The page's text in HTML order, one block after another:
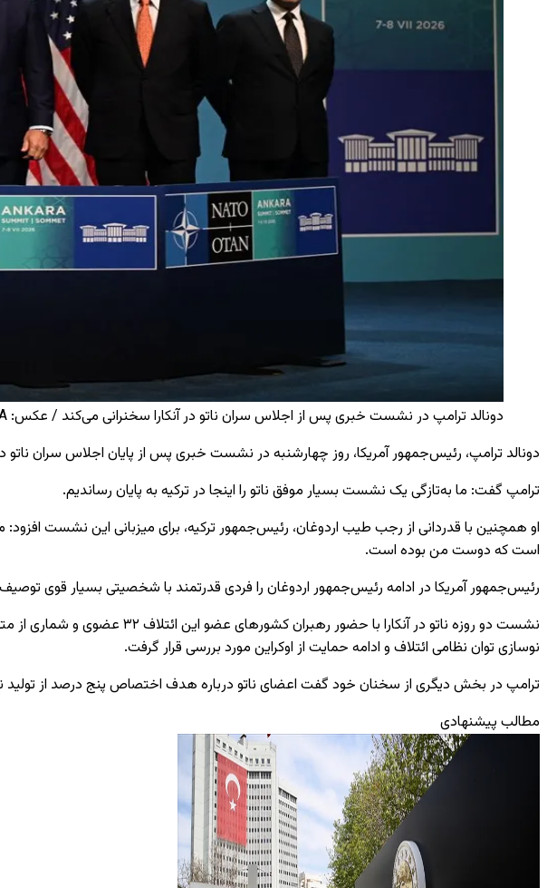
دونالد ترامپ در نشست خبری پس از اجلاس سران ناتو در آنکارا سخنرانی می‌کند / عکس: AA
دونالد ترامپ، رئیس‌جمهور آمریکا، روز چهارشنبه در نشست خبری پس از پایان اجلاس سران ناتو
ترامپ گفت: ما به‌تازگی یک نشست بسیار موفق ناتو را اینجا در ترکیه به پایان رساندیم.
او همچنین با قدردانی از رجب طیب اردوغان، رئیس‌جمهور ترکیه، برای میزبانی این نشست
است که دوست من بوده است.
رئیس‌جمهور آمریکا در ادامه رئیس‌جمهوراردوغان را فردی قدرتمند با شخصیتی بسیار قوی
نشست دو روزه ناتو در آنکارا
نوسازی توان نظامی ائتلاف و ادامه حمایت از اوکراین مورد بررسی قرار گرفت.
ترامپ در بخش دیگری از سخنان خود گفت اعضای ناتو درباره هدف اختصاص پنج درصد از تولید
مطالب پیشنهادی